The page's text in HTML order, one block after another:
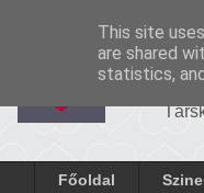
Cronosrandi
Főoldal
This site
are shared
statistics,